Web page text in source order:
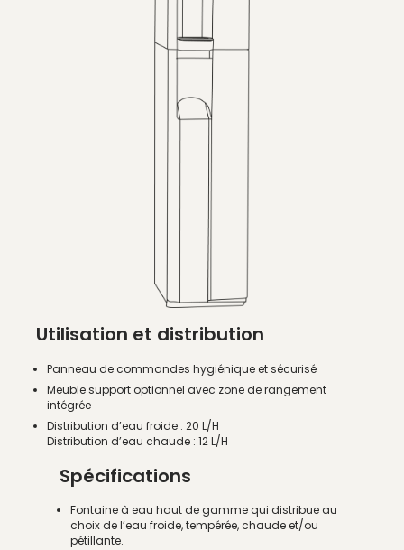
Utilisation et distribution
Panneau de commandes hygiénique et sécurisé
Meuble support optionnel avec zone de rangement
intégrée
Distribution d’eau froide : 20 L/H
Distribution d’eau chaude : 12 L/H
Spécifications
Fontaine à eau haut de gamme qui distribue au
choix de l’eau froide, tempérée, chaude et/ou
pétillante.